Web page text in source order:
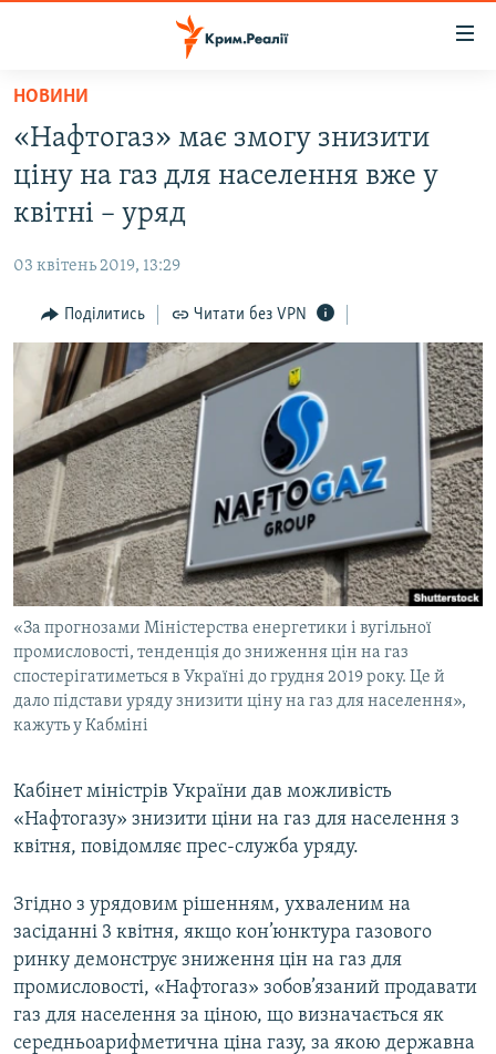
Перейти
основного
матеріалу
Перейти
до
основної
Перейти
до
пошуку
НОВИНИ
ВОДА.КРИМ
ВІДЕО ТА ФОТО
БЛОГИ
ПОГЛЯД
ІНТЕРВ'Ю
ВСЕ ЗА ДЕНЬ
СПЕЦПРОЕКТИ
ДЕПОРТАЦІЯ
ВІДЕОУРОКИ «ELIFBE»
СВІДЧЕННЯ ОКУПАЦІЇ
УКРАЇНСЬКА ПРОБЛЕМА КРИМУ
ІНФОГРАФІКА
ЯК ОБІЙТИ БЛОКУВАННЯ
Русский
Qırımtatar
ДОЛУЧАЙСЯ!
Усі сайти RFE/RL
НОВИНИ
«Нафтогаз» має змогу знизити
ціну на газ для населення вже у
квітні – уряд
03 квітень 2019, 13:29
Поділитись Читати без VPN
«За прогнозами Міністерства енергетики і вугільної
промисловості, тенденція до зниження цін на газ
спостерігатиметься в Україні до грудня 2019 року. Це й
дало підстави уряду знизити ціну на газ для населення»,
кажуть у Кабміні
Кабінет міністрів України дав можливість
«Нафтогазу» знизити ціни на газ для населення з
квітня, повідомляє прес-служба уряду.
Згідно з урядовим рішенням, ухваленим на
засіданні 3 квітня, якщо кон’юнктура газового
ринку демонструє зниження цін на газ для
промисловості, «Нафтогаз» зобов’язаний продавати
газ для населення за ціною, що визначається як
середньоарифметична ціна газу, за якою державна